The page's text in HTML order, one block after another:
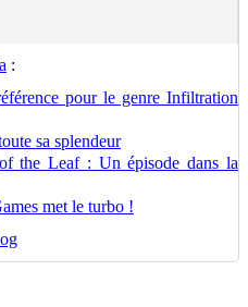
:
pour le genre Infiltration
sa splendeur
the Leaf : Un épisode dans la
met le turbo !